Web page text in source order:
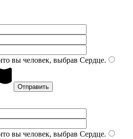
вы человек, выбрав Сердце.
вы человек, выбрав Сердце.